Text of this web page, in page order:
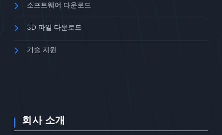
소프트웨어 다운로드
3D 파일 다운로드
기술 지원
회사 소개